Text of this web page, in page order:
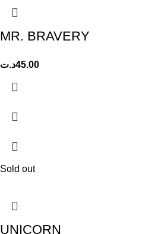
MR. BRAVERY
45.00د.ت
Sold out
UNICORN